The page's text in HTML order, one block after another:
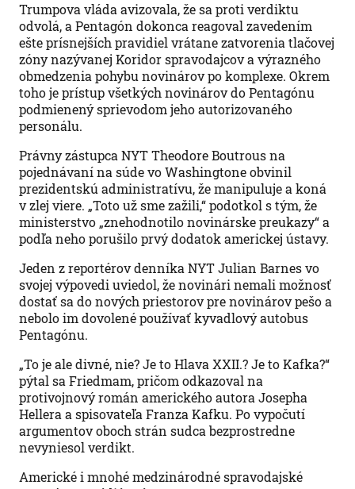
Trumpova vláda avizovala, že sa proti verdiktu
odvolá, a Pentagón dokonca reagoval zavedením
ešte prísnejších pravidiel vrátane zatvorenia tlačovej
zóny nazývanej Koridor spravodajcov a výrazného
obmedzenia pohybu novinárov po komplexe. Okrem
toho je prístup všetkých novinárov do Pentagónu
podmienený sprievodom jeho autorizovaného
personálu.
Právny zástupca NYT Theodore Boutrous na
pojednávaní na súde vo Washingtone obvinil
prezidentskú administratívu, že manipuluje a koná
v zlej viere. „Toto už sme zažili,“ podotkol s tým, že
ministerstvo „znehodnotilo novinárske preukazy“ a
podľa neho porušilo prvý dodatok americkej ústavy.
Jeden z reportérov denníka NYT Julian Barnes vo
svojej výpovedi uviedol, že novinári nemali možnosť
dostať sa do nových priestorov pre novinárov pešo a
nebolo im dovolené používať kyvadlový autobus
Pentagónu.
„To je ale divné, nie? Je to Hlava XXII.? Je to Kafka?“
pýtal sa Friedmam, pričom odkazoval na
protivojnový román amerického autora Josepha
Hellera a spisovateľa Franza Kafku. Po vypočutí
argumentov oboch strán sudca bezprostredne
nevyniesol verdikt.
Americké i mnohé medzinárodné spravodajské